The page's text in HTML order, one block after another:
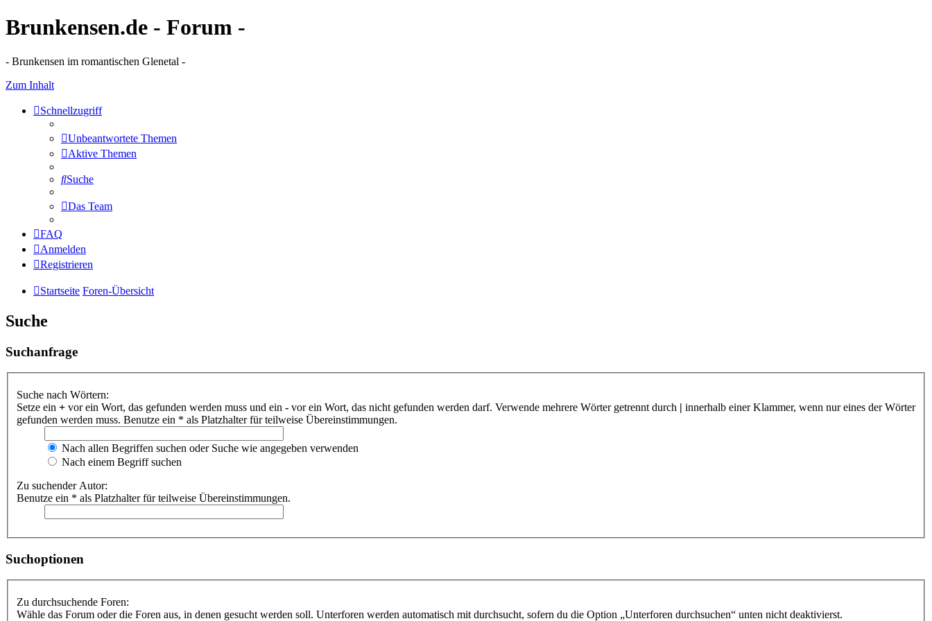
Brunkensen.de - Forum -
- Brunkensen im romantischen Glenetal -
Zum Inhalt
Schnellzugriff
Unbeantwortete Themen
Aktive Themen
Suche
Das Team
FAQ
Anmelden
Registrieren
Startseite Foren-Übersicht
Suche
Suchanfrage
Suche nach Wörtern:
Setze ein + vor ein Wort, das gefunden werden muss und ein - vor ein Wort, das nicht gefunden werden darf. Verwende mehrere Wörter getrennt durch | innerhalb einer Klammer, wenn nur eines der Wörter
gefunden werden muss. Benutze ein * als Platzhalter für teilweise Übereinstimmungen.
Nach allen Begriffen suchen oder Suche wie angegeben verwenden
Nach einem Begriff suchen
Zu suchender Autor:
Benutze ein * als Platzhalter für teilweise Übereinstimmungen.
Suchoptionen
Zu durchsuchende Foren:
Wähle das Forum oder die Foren aus, in denen gesucht werden soll. Unterforen werden automatisch mit durchsucht, sofern du die Option „Unterforen durchsuchen“ unten nicht deaktivierst.